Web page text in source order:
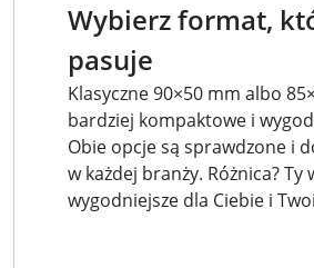
Wybierz format,
pasuje
Klasyczne 90×50 mm albo
bardziej kompaktowe i
Obie opcje są sprawdzone i
w każdej branży. Różnica? Ty
wygodniejsze dla Ciebie i